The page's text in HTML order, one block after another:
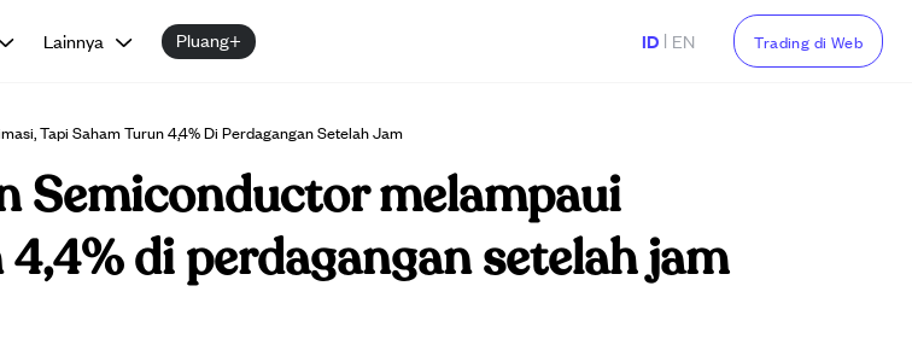
Lainnya Pluang+ ID | EN Trading di Web
Tapi Saham Turun 4,4% Di Perdagangan Setelah Jam
Semiconductor melampaui
di perdagangan setelah jam